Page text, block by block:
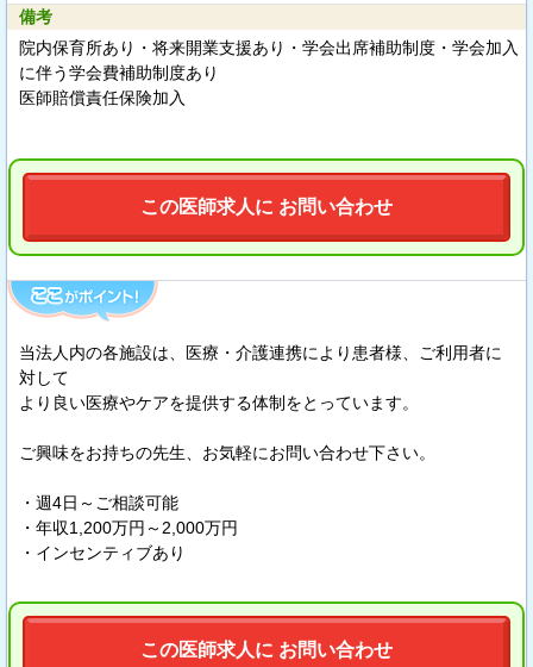
備考
院内保育所あり・将来開業支援あり・学会出席補助制度・学会加入
に伴う学会費補助制度あり
医師賠償責任保険加入
この医師求人に お問い合わせ
当法人内の各施設は、医療・介護連携により患者様、ご利用者に
対して
より良い医療やケアを提供する体制をとっています。
ご興味をお持ちの先生、お気軽にお問い合わせ下さい。
・週4日～ご相談可能
・年収1,200万円～2,000万円
・インセンティブあり
この医師求人に お問い合わせ